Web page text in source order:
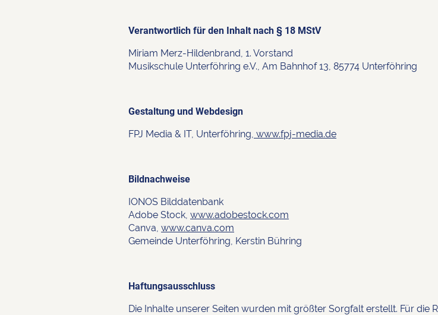
Verantwortlich für den Inhalt nach § 18 MStV
Miriam Merz-Hildenbrand, 1. Vorstand
Musikschule Unterföhring e.V., Am Bahnhof 13, 85774 Unterföhring
Gestaltung und Webdesign
FPJ Media & IT, Unterföhring, www.fpj-media.de
Bildnachweise
IONOS Bilddatenbank
Adobe Stock, www.adobestock.com
Canva, www.canva.com
Gemeinde Unterföhring, Kerstin Bühring
Haftungsausschluss
Die Inhalte unserer Seiten wurden mit größter Sorgfalt erstellt. Für die